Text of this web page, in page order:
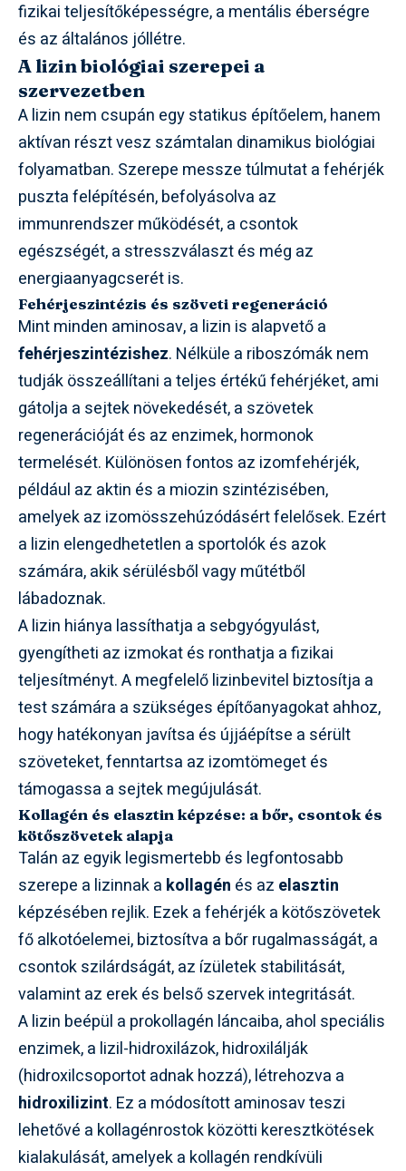
fizikai teljesítőképességre, a mentális éberségre
és az általános jóllétre.
A lizin biológiai szerepei a
szervezetben
A lizin nem csupán egy statikus építőelem, hanem
aktívan részt vesz számtalan dinamikus biológiai
folyamatban. Szerepe messze túlmutat a fehérjék
puszta felépítésén, befolyásolva az
immunrendszer működését, a csontok
egészségét, a stresszválaszt és még az
energiaanyagcserét is.
Fehérjeszintézis és szöveti regeneráció
Mint minden aminosav, a lizin is alapvető a
fehérjeszintézishez. Nélküle a riboszómák nem
tudják összeállítani a teljes értékű fehérjéket, ami
gátolja a sejtek növekedését, a szövetek
regenerációját és az enzimek, hormonok
termelését. Különösen fontos az izomfehérjék,
például az aktin és a miozin szintézisében,
amelyek az izomösszehúzódásért felelősek. Ezért
a lizin elengedhetetlen a sportolók és azok
számára, akik sérülésből vagy műtétből
lábadoznak.
A lizin hiánya lassíthatja a sebgyógyulást,
gyengítheti az izmokat és ronthatja a fizikai
teljesítményt. A megfelelő lizinbevitel biztosítja a
test számára a szükséges építőanyagokat ahhoz,
hogy hatékonyan javítsa és újjáépítse a sérült
szöveteket, fenntartsa az izomtömeget és
támogassa a sejtek megújulását.
Kollagén és elasztin képzése: a bőr, csontok és
kötőszövetek alapja
Talán az egyik legismertebb és legfontosabb
szerepe a lizinnak a kollagén és az elasztin
képzésében rejlik. Ezek a fehérjék a kötőszövetek
fő alkotóelemei, biztosítva a bőr rugalmasságát, a
csontok szilárdságát, az ízületek stabilitását,
valamint az erek és belső szervek integritását.
A lizin beépül a prokollagén láncaiba, ahol speciális
enzimek, a lizil-hidroxilázok, hidroxilálják
(hidroxilcsoportot adnak hozzá), létrehozva a
hidroxilizint. Ez a módosított aminosav teszi
lehetővé a kollagénrostok közötti keresztkötések
kialakulását, amelyek a kollagén rendkívüli